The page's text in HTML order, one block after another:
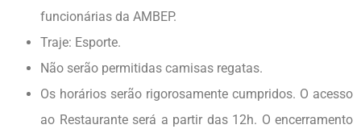
funcionárias da AMBEP.
Traje: Esporte.
Não serão permitidas camisas regatas.
Os horários serão rigorosamente cumpridos. O acesso
ao Restaurante será a partir das 12h. O encerramento